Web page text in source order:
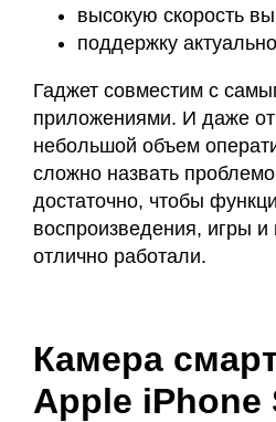
высокую скорость
поддержку
Гаджет совместим с
приложениями. И даже
небольшой объем
сложно назвать
достаточно, чтобы
воспроизведения, игры
отлично работали.
Камера
Apple iPhone